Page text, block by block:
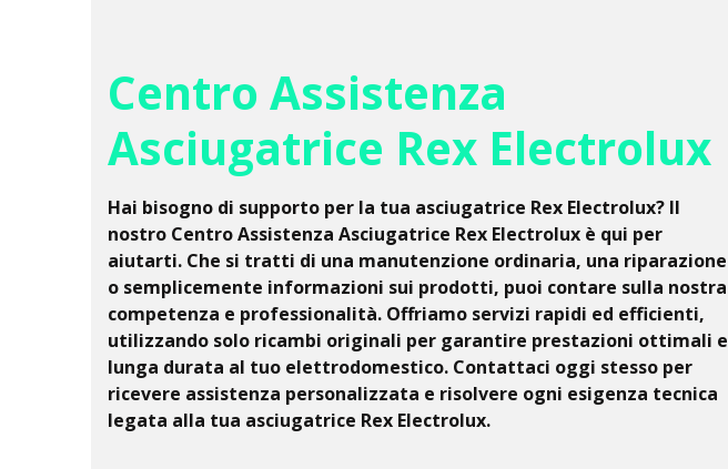
Centro Assistenza
Asciugatrice Rex Electrolux
Hai bisogno di supporto per la tua asciugatrice Rex Electrolux? Il
nostro Centro Assistenza Asciugatrice Rex Electrolux è qui per
aiutarti. Che si tratti di una manutenzione ordinaria, una riparazione
o semplicemente informazioni sui prodotti, puoi contare sulla nostra
competenza e professionalità. Offriamo servizi rapidi ed efficienti,
utilizzando solo ricambi originali per garantire prestazioni ottimali e
lunga durata al tuo elettrodomestico. Contattaci oggi stesso per
ricevere assistenza personalizzata e risolvere ogni esigenza tecnica
legata alla tua asciugatrice Rex Electrolux.